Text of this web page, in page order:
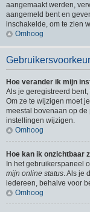
aangemaakt werden,
aangemeld bent en
inschakelde, om te zien
Omhoog
Hoe verander ik mijn
Als je geregistreerd
Om ze te wijzigen moet
meestal bovenaan op
instellingen wijzigen.
Omhoog
Hoe kan ik onzichtbaar
In het gebruikerspaneel
mijn online status. Als je
iedereen, behalve voor
Omhoog